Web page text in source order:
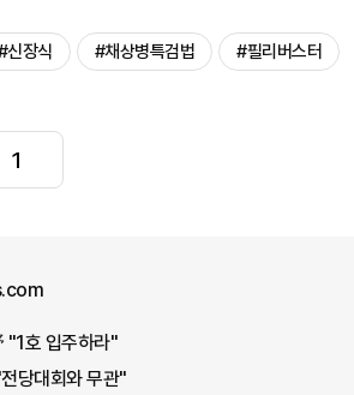
신장식 #채상병특검법 #필리버스터
1
"1호 입주하라"
당대회와 무관"